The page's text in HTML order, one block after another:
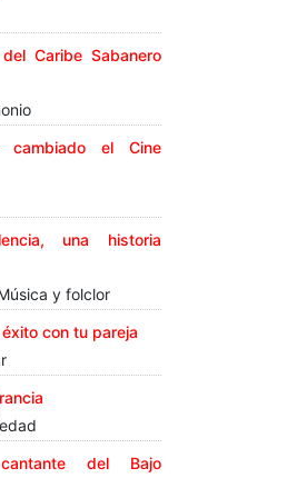
Caribe Sabanero
el Cine
una historia
y folclor
con tu pareja
del Bajo